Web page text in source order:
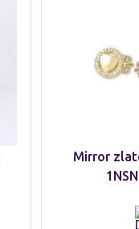
Mirror